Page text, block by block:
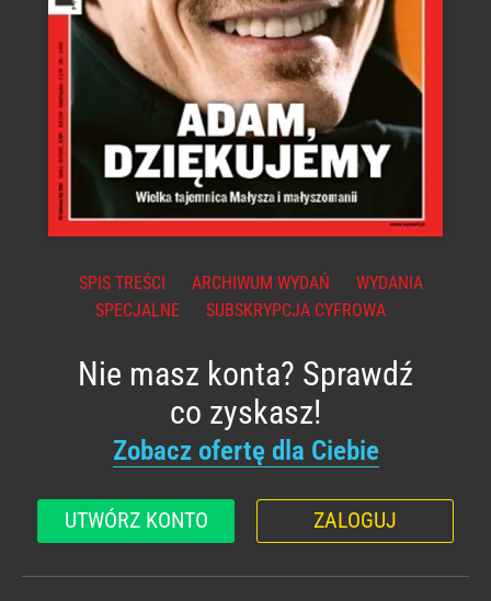
SPIS TREŚCI ARCHIWUM WYDAŃ
WYDANIA
SPECJALNE
SUBSKRYPCJA CYFROWA
Nie masz konta? Sprawdź
co zyskasz!
Zobacz ofertę dla Ciebie
UTWÓRZ KONTO ZALOGUJ